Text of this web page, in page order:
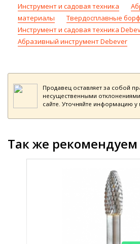
Инструмент и садовая техника
материалы
Твердосплавные
Инструмент и садовая техника
Абразивный инструмент Debever
Продавец оставляет за собой
несущественными
сайте. Уточняйте информацию
Так же рекомендуем